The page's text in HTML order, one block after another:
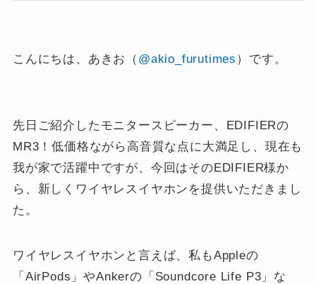
こんにちは、あきお（ @akio_furutimes ）です。
先日ご紹介したモニタースピーカー、EDIFIERの
MR3！低価格ながら高音質な点に大満足し、現在も
我が家で活躍中ですが、今回はそのEDIFIER様か
ら、新しくワイヤレスイヤホンを提供いただきまし
た。
ワイヤレスイヤホンと言えば、私もAppleの
「AirPods」やAnkerの「Soundcore Life P3」な